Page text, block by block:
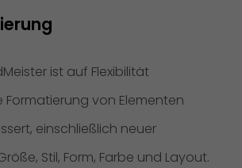
ist auf Flexibilität
Formatierung von Elementen
einschließlich neuer
Stil, Form, Farbe und Layout.